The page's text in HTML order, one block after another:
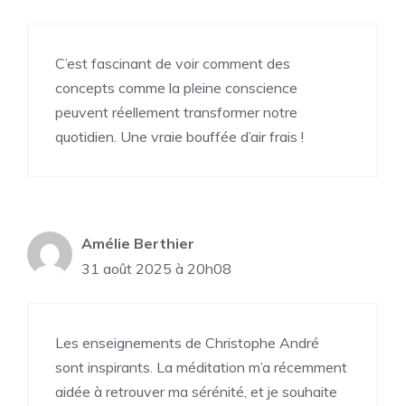
C’est fascinant de voir comment des
concepts comme la pleine conscience
peuvent réellement transformer notre
quotidien. Une vraie bouffée d’air frais !
Amélie Berthier
31 août 2025 à 20h08
Les enseignements de Christophe André
sont inspirants. La méditation m’a récemment
aidée à retrouver ma sérénité, et je souhaite